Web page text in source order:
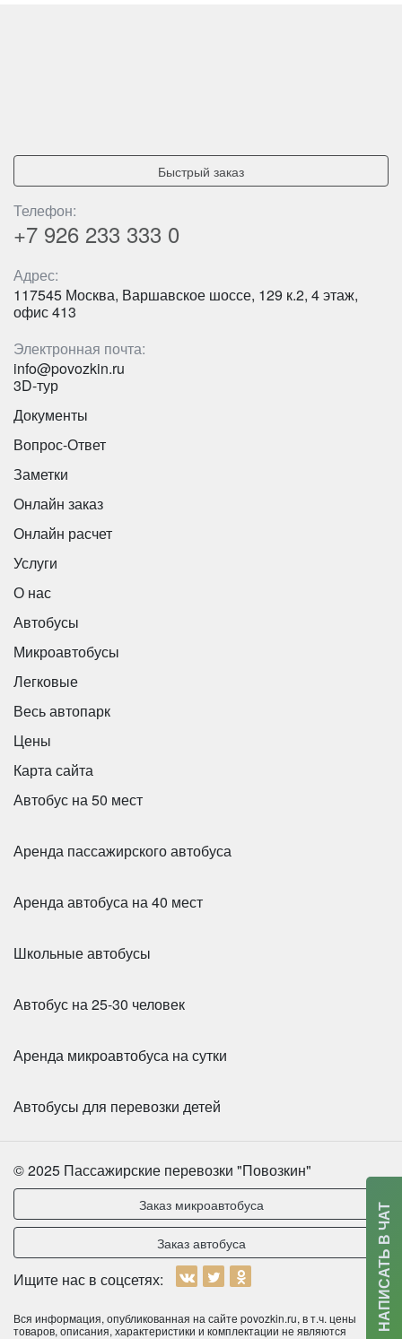
Higer KLQ6119 - белый на 47 мест
Цена от:2800 руб/час
FoxBus 22501B-01
Количество мест:32
Цена от:2800 руб/час
HIGER KLQ6885 31 место
Быстрый заказ
Телефон:
+7 926 233 333 0
Адрес:
117545 Москва, Варшавское шоссе, 129 к.2, 4 этаж,
офис 413
Электронная почта:
info@povozkin.ru
3D-тур
Документы
Вопрос-Ответ
Заметки
Онлайн заказ
Онлайн расчет
Услуги
О нас
Автобусы
Микроавтобусы
Легковые
Весь автопарк
Цены
Карта сайта
Автобус на 50 мест
Аренда пассажирского автобуса
Аренда автобуса на 40 мест
Школьные автобусы
Автобус на 25-30 человек
Аренда микроавтобуса на сутки
Автобусы для перевозки детей
© 2025 Пассажирские перевозки "Повозкин"
Заказ микроавтобуса
Заказ автобуса
Ищите нас в соцсетях:
Вся информация, опубликованная на сайте povozkin.ru, в т.ч. цены
товаров, описания, характеристики и комплектации не являются
НАПИСАТЬ В ЧАТ